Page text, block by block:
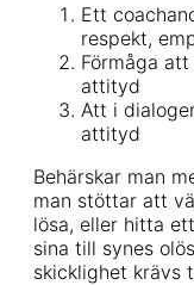
Ett
respekt,
Förmåga
attityd
Att i
attityd
Behärskar man
man stöttar att
lösa, eller hitta
sina till synes
skicklighet krävs